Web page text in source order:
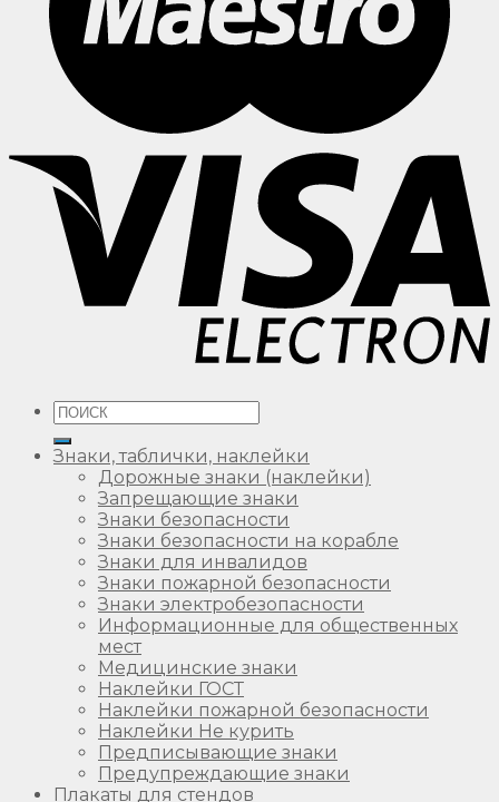
Искать:
Знаки, таблички, наклейки
Дорожные знаки (наклейки)
Запрещающие знаки
Знаки безопасности
Знаки безопасности на корабле
Знаки для инвалидов
Знаки пожарной безопасности
Знаки электробезопасности
Информационные для общественных
мест
Медицинские знаки
Наклейки ГОСТ
Наклейки пожарной безопасности
Наклейки Не курить
Предписывающие знаки
Предупреждающие знаки
Плакаты для стендов